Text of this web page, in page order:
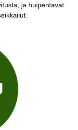
ja huipentavat